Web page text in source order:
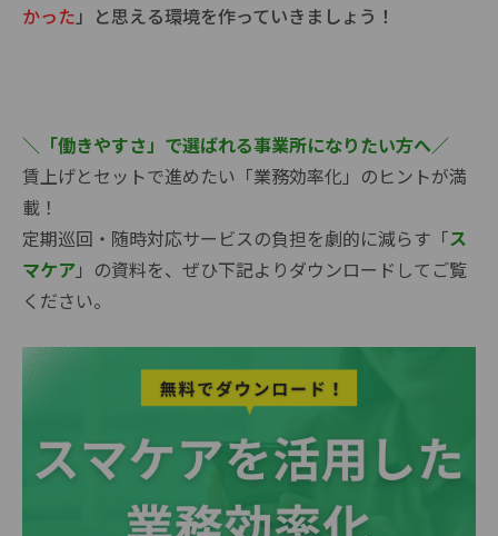
かった」と思える環境を作っていきましょう！
＼「働きやすさ」 で選ばれる事業所になりたい方へ／
賃上げとセットで進めたい「業務効率化」のヒントが満
載！
定期巡回・随時対応サービスの負担を劇的に減らす「ス
マケア」の資料を、ぜひ下記よりダウンロードしてご覧
ください。